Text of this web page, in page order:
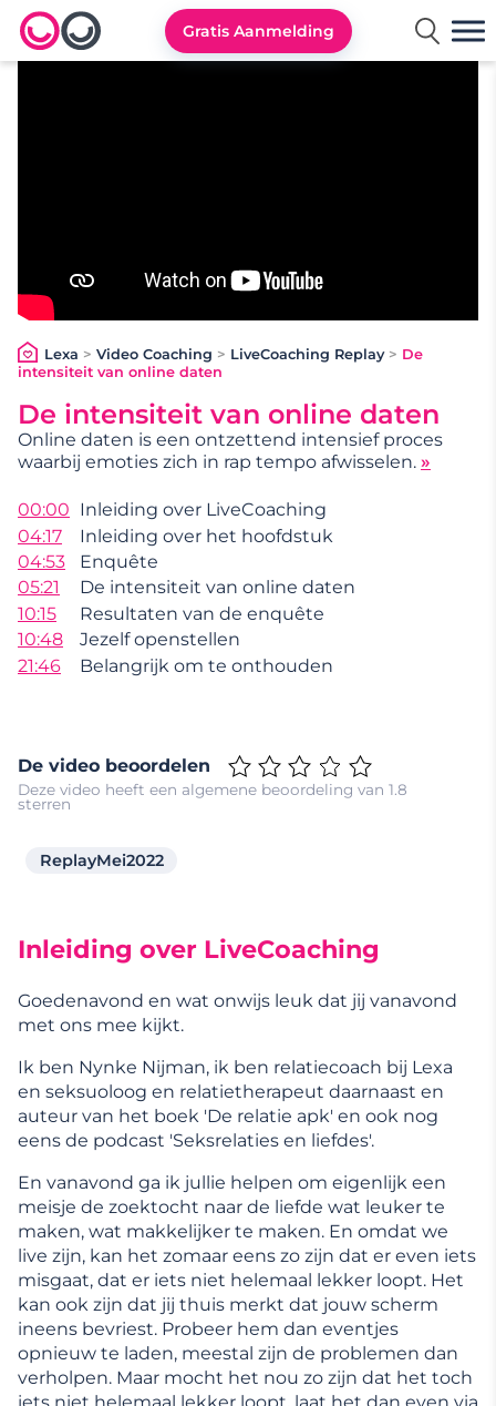
Lexa logo
Gratis Aanmelding
Lexa > Video Coaching > LiveCoaching Replay > De
intensiteit van online daten
De intensiteit van online daten
Online daten is een ontzettend intensief proces
waarbij emoties zich in rap tempo afwisselen. »
00:00 Inleiding over LiveCoaching
04:17
Inleiding over het hoofdstuk
04:53
Enquête
05:21
De intensiteit van online daten
10:15
Resultaten van de enquête
10:48
Jezelf openstellen
21:46
Belangrijk om te onthouden
De video beoordelen
Deze video heeft een algemene beoordeling van 1.8
sterren
ReplayMei2022
Inleiding over LiveCoaching
Goedenavond en wat onwijs leuk dat jij vanavond
met ons mee kijkt.
Ik ben Nynke Nijman, ik ben relatiecoach bij Lexa
en seksuoloog en relatietherapeut daarnaast en
auteur van het boek 'De relatie apk' en ook nog
eens de podcast 'Seksrelaties en liefdes'.
En vanavond ga ik jullie helpen om eigenlijk een
meisje de zoektocht naar de liefde wat leuker te
maken, wat makkelijker te maken. En omdat we
live zijn, kan het zomaar eens zo zijn dat er even iets
misgaat, dat er iets niet helemaal lekker loopt. Het
kan ook zijn dat jij thuis merkt dat jouw scherm
ineens bevriest. Probeer hem dan eventjes
opnieuw te laden, meestal zijn de problemen dan
verholpen. Maar mocht het nou zo zijn dat het toch